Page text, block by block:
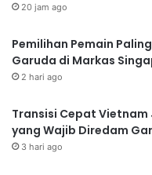
20 jam ago
Pemilihan Pemain
Garuda di Markas
2 hari ago
Transisi Cepat Vietnam
yang Wajib Diredam
3 hari ago